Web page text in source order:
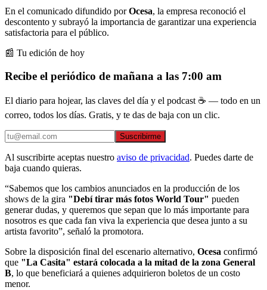
En el comunicado difundido porOcesa, la empresa reconoció el
descontento y subrayó la importancia de garantizar una experiencia
satisfactoria para el público.
📰 Tu edición de hoy
Recibe el periódico de mañana a las 7:00 am
El diario para hojear, las claves del día y el podcast ☕ — todo en un
correo, todos los días. Gratis, y te das de baja con un clic.
Suscribirme
Al suscribirte aceptas nuestro aviso de privacidad. Puedes darte de
baja cuando quieras.
“Sabemos que los cambios anunciados en la producción de los
shows de la gira "Debí tirar más fotos World Tour" pueden
generar dudas, y queremos que sepan que lo más importante para
nosotros es que cada fan viva la experiencia que desea junto a su
artista favorito”, señaló la promotora.
Sobre la disposición final del escenario alternativo, Ocesa confirmó
que "La Casita" estará colocada a la mitad de la zona General
B, lo que beneficiará a quienes adquirieron boletos de un costo
menor.